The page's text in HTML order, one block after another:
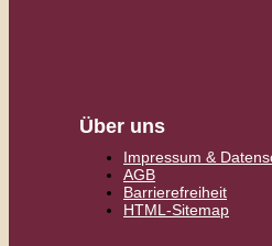
Über uns
Impressum &
AGB
Barrierefreiheit
HTML-Sitemap